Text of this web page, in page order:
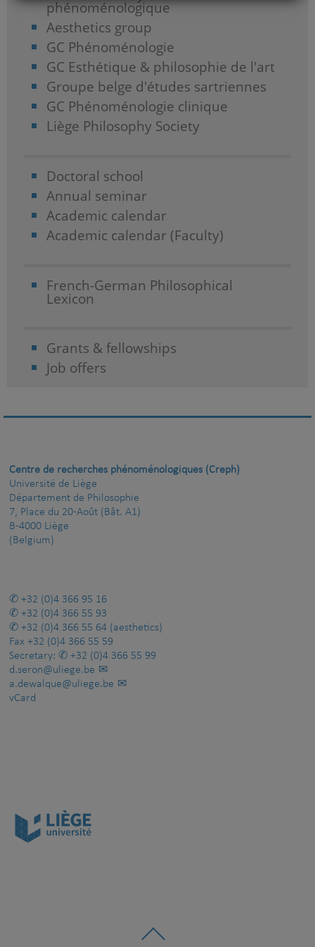
phénoménologique
Aesthetics group
GC Phénoménologie
GC Esthétique & philosophie de l'art
Groupe belge d'études sartriennes
GC Phénoménologie clinique
Liège Philosophy Society
Doctoral school
Annual seminar
Academic calendar
Academic calendar (Faculty)
French-German Philosophical
Lexicon
Grants & fellowships
Job offers
Centre de recherches phénoménologiques (Creph)
Université de Liège
Département de Philosophie
7, Place du 20-Août (Bât. A1)
B-4000 Liège
(Belgium)
+32 (0)4 366 95 16
+32 (0)4 366 55 93
+32 (0)4 366 55 64 (aesthetics)
Fax +32 (0)4 366 55 59
Secretary:
+32 (0)4 366 55 99
d.seron@uliege.be
a.dewalque@uliege.be
vCard